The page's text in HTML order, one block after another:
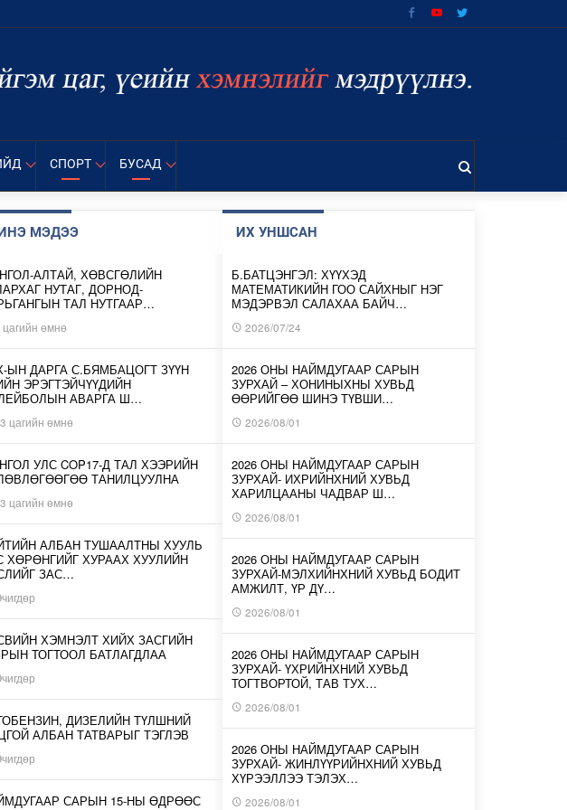
СПОРТ БУСАД
МЭДЭЭ
АЛТАЙ, ХӨВСГӨЛИЙН
НУТАГ, ДОРНОД-
ТАЛ НУТГААР…
цагийн өмнө
ЫН ДАРГА С.БЯМБАЦОГТ ЗҮҮН
ЭРЭГТЭЙЧҮҮДИЙН
АВАРГА Ш…
цагийн өмнө
УЛС COP17-Д ТАЛ ХЭЭРИЙН
ТАНИЛЦУУЛНА
цагийн өмнө
АЛБАН ТУШААЛТНЫ ХУУЛЬ
ХӨРӨНГИЙГ ХУРААХ ХУУЛИЙН
ЗАС…
ХЭМНЭЛТ ХИЙХ ЗАСГИЙН
ТОГТООЛ БАТЛАГДЛАА
ДИЗЕЛИЙН ТҮЛШНИЙ
АЛБАН ТАТВАРЫГ ТЭГЛЭВ
САРЫН 15-НЫ ӨДРӨӨС
ИХ УНШСАН
Б.БАТЦЭНГЭЛ: ХҮҮХЭД
МАТЕМАТИКИЙН ГОО САЙХНЫГ НЭГ
МЭДЭРВЭЛ САЛАХАА БАЙЧ…
2026/07/24
2026 ОНЫ НАЙМДУГААР САРЫН
ЗУРХАЙ – ХОНИНЫХНЫ ХУВЬД
ӨӨРИЙГӨӨ ШИНЭ ТҮВШИ…
2026/08/01
2026 ОНЫ НАЙМДУГААР САРЫН
ЗУРХАЙ- ИХРИЙНХНИЙ ХУВЬД
ХАРИЛЦААНЫ ЧАДВАР Ш…
2026/08/01
2026 ОНЫ НАЙМДУГААР САРЫН
ЗУРХАЙ-МЭЛХИЙНХНИЙ ХУВЬД БОДИТ
АМЖИЛТ, ҮР ДҮ…
2026/08/01
2026 ОНЫ НАЙМДУГААР САРЫН
ЗУРХАЙ- ҮХРИЙНХНИЙ ХУВЬД
ТОГТВОРТОЙ, ТАВ ТУХ…
2026/08/01
2026 ОНЫ НАЙМДУГААР САРЫН
ЗУРХАЙ- ЖИНЛҮҮРИЙНХНИЙ ХУВЬД
ХҮРЭЭЛЛЭЭ ТЭЛЭХ…
2026/08/01